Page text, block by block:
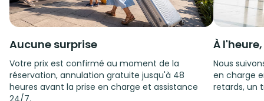
Aucune surprise
Votre prix est confirmé au moment de la
réservation, annulation gratuite jusqu'à 48
heures avant la prise en charge et assistance
À
Nous
en charge
retards, un